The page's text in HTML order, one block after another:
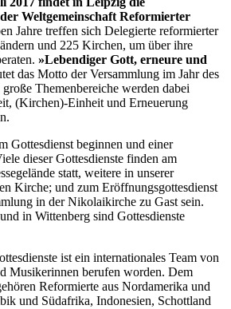
Weltgemeinschaft Reformierter
Jahre treffen sich Delegierte reformierter
und 225 Kirchen, um über ihre
»Lebendiger Gott, erneure und
das Motto der Versammlung im Jahr des
Themenbereiche werden dabei
(Kirchen)-Einheit und Erneuerung
Gottesdienst beginnen und einer
dieser Gottesdienste finden am
statt, weitere in unserer
Kirche; und zum Eröffnungsgottesdienst
in der Nikolaikirche zu Gast sein.
in Wittenberg sind Gottesdienste
ist ein internationales Team von
Musikerinnen berufen worden. Dem
Reformierte aus Nordamerika und
und Südafrika, Indonesien, Schottland